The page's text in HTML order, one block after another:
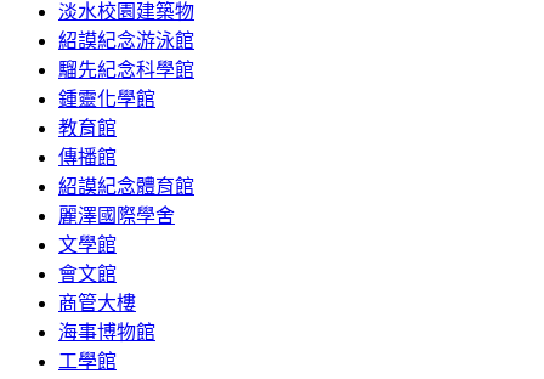
淡水校園建築物
紹謨紀念游泳館
騮先紀念科學館
鍾靈化學館
教育館
傳播館
紹謨紀念體育館
麗澤國際學舍
文學館
會文館
商管大樓
海事博物館
工學館